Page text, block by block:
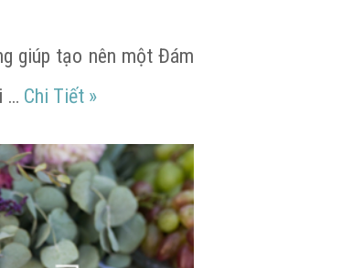
nhà thờ
giúp tạo nên một Đám
… Chi Tiết Lễ Lại Mặt là gì? Những lưu ý
»